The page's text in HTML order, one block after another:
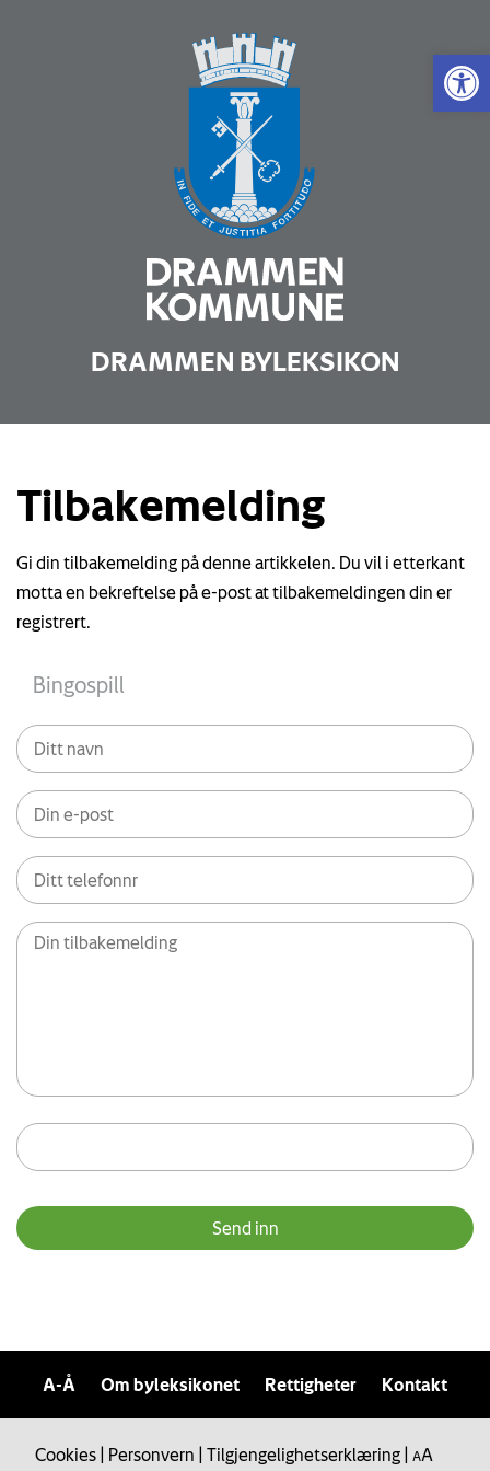
Vis
DRAMMEN BYLEKSIKON
Tilbakemelding
Gi din tilbakemelding på denne artikkelen. Du vil i etterkant
motta en bekreftelse på e-post at tilbakemeldingen din er
registrert.
A-Å Om byleksikonet Rettigheter Kontakt
Cookies Personvern Tilgjengelighetserklæring AA